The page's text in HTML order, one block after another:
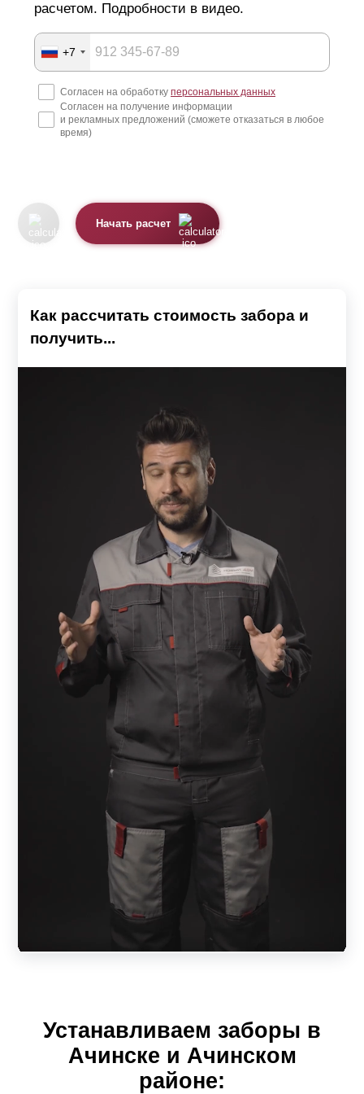
расчетом. Подробности в видео.
+7
Согласен на обработку персональных данных
Согласен на получение информации
и рекламных предложений (сможете отказаться в любое
время)
Начать расчет
Как рассчитать стоимость забора и
получить...
Устанавливаем заборы в
Ачинске и Ачинском
районе: